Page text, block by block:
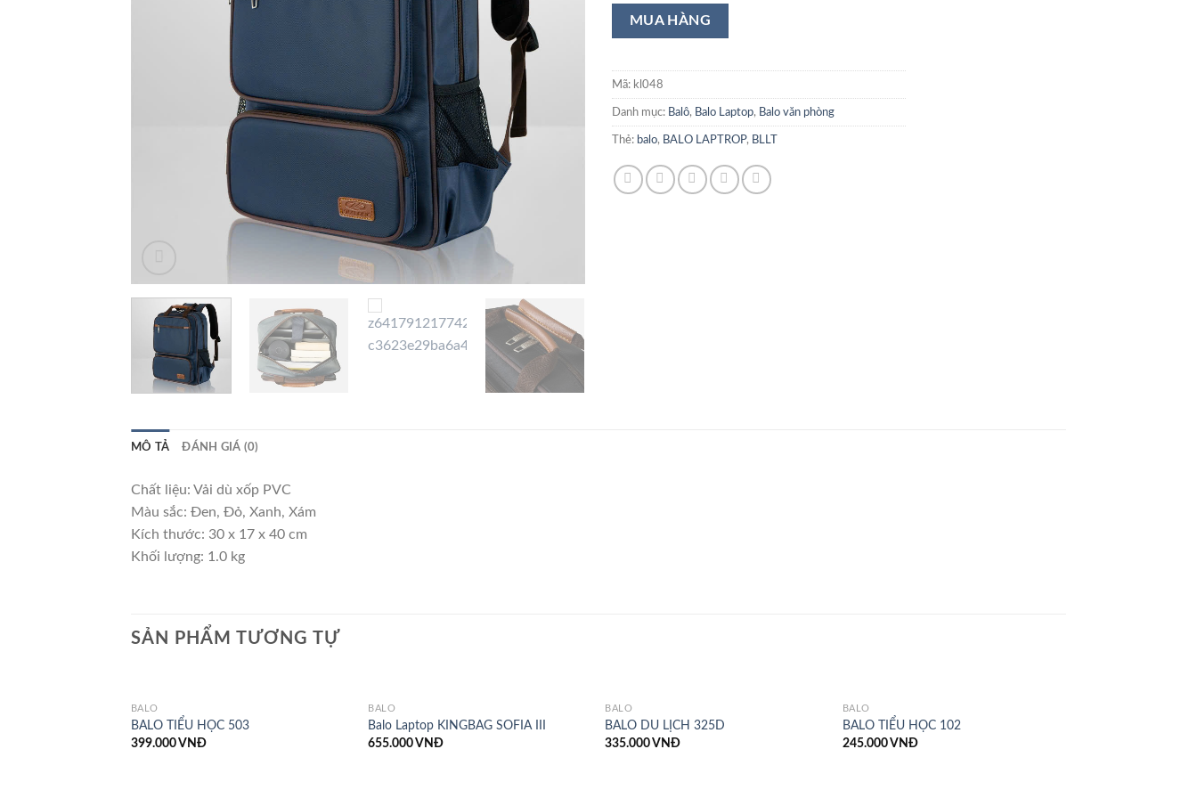
Mã: kl048
Danh mục: Balô, Balo Laptop, Balo văn phòng
Thẻ: balo, BALO LAPTROP, BLLT
MÔ TẢ ĐÁNH GIÁ (0)
Chất liệu: Vải dù xốp PVC
Màu sắc: Đen, Đỏ, Xanh, Xám
Kích thước: 30 x 17 x 40 cm
Khối lượng: 1.0 kg
SẢN PHẨM TƯƠNG TỰ
BALÔ
BALO TIỂU HỌC 503
399.000VNĐ
BALÔ
Balo Laptop KINGBAG SOFIA III
655.000VNĐ
BALÔ
BALO DU LỊCH 325D
335.000VNĐ
BALÔ
BALO TIỂU HỌC 102
245.000VNĐ